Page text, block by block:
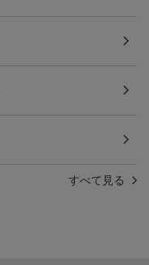
すべて見る